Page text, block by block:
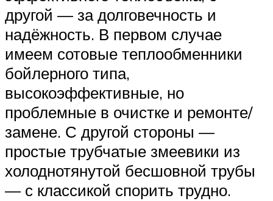
другой — за долговечность и
надёжность. В первом случае
имеем сотовые теплообменники
бойлерного типа,
высокоэффективные, но
проблемные в очистке и ремонте/
замене. С другой стороны —
простые трубчатые змеевики из
холоднотянутой бесшовной трубы
— с классикой спорить трудно.